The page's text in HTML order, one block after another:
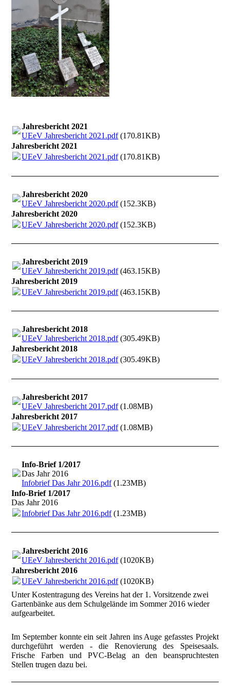
Jahresbericht 2021
UEeV Jahresbericht 2021.pdf(170.81KB)
Jahresbericht 2021
UEeV Jahresbericht 2021.pdf(170.81KB)
Jahresbericht 2020
UEeV Jahresbericht 2020.pdf(152.3KB)
Jahresbericht 2020
UEeV Jahresbericht 2020.pdf(152.3KB)
Jahresbericht 2019
UEeV Jahresbericht 2019.pdf(463.15KB)
Jahresbericht 2019
UEeV Jahresbericht 2019.pdf(463.15KB)
Jahresbericht 2018
UEeV Jahresbericht 2018.pdf(305.49KB)
Jahresbericht 2018
UEeV Jahresbericht 2018.pdf(305.49KB)
Jahresbericht 2017
UEeV Jahresbericht 2017.pdf(1.08MB)
Jahresbericht 2017
UEeV Jahresbericht 2017.pdf(1.08MB)
Info-Brief 1/2017
Das Jahr 2016
Infobrief Das Jahr 2016.pdf(1.23MB)
Info-Brief 1/2017
Das Jahr 2016
Infobrief Das Jahr 2016.pdf(1.23MB)
Jahresbericht 2016
UEeV Jahresbericht 2016.pdf(1020KB)
Jahresbericht 2016
UEeV Jahresbericht 2016.pdf(1020KB)
Unter Kostentragung des Vereins hat der 1. Vorsitzende zwei
Gartenbänke aus dem Schulgelände im Sommer 2016 wieder
aufgearbeitet.
Im September konnte ein seit Jahren ins Auge gefasstes Projekt
durchgeführt werden - die Renovierung des Speisesaals.
Frische Farben und PVC-Belag an den beanspruchtesten
Stellen trugen dazu bei.